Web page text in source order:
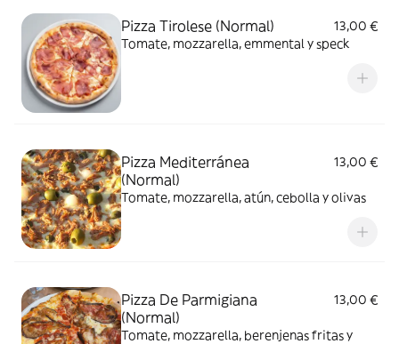
Pizza Tirolese (Normal)
13,00 €
Tomate, mozzarella, emmental y speck
Pizza Mediterránea
(Normal)
13,00 €
Tomate, mozzarella, atún, cebolla y olivas
Pizza De Parmigiana
(Normal)
13,00 €
Tomate, mozzarella, berenjenas fritas y